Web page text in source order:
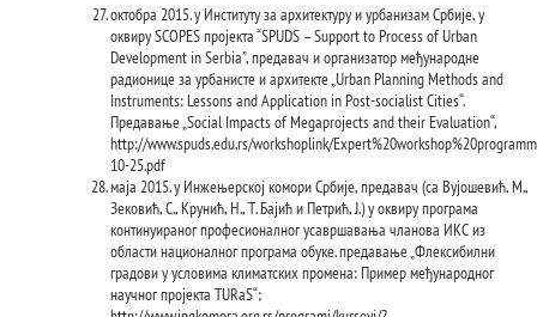
октобра 2015. у Институту за архитектуру и урбанизам Србије, у
оквиру SCOPES пројекта “SPUDS – Support to Process of Urban
Development in Serbia”, предавач и организатор међународне
радионице за урбанисте и архитекте „Urban Planning Methods and
Instruments: Lessons and Application in Post-socialist Cities“.
Предавање „Social Impacts of Megaprojects and their Evaluation“,
http://www.spuds.edu.rs/workshoplink/
10-25.pdf
маја 2015. у Инжењерској комори Србије, предавач (са Вујошевић, М.,
Зековић, С., Крунић, Н., Т. Бајић и Петрић, Ј.) у оквиру програма
континуираног професионалног усавршавања чланова ИКС из
области националног програма обуке. предавањe „Флексибилни
градови у условима климатских промена: Пример међународног
научног пројекта TURaS“;